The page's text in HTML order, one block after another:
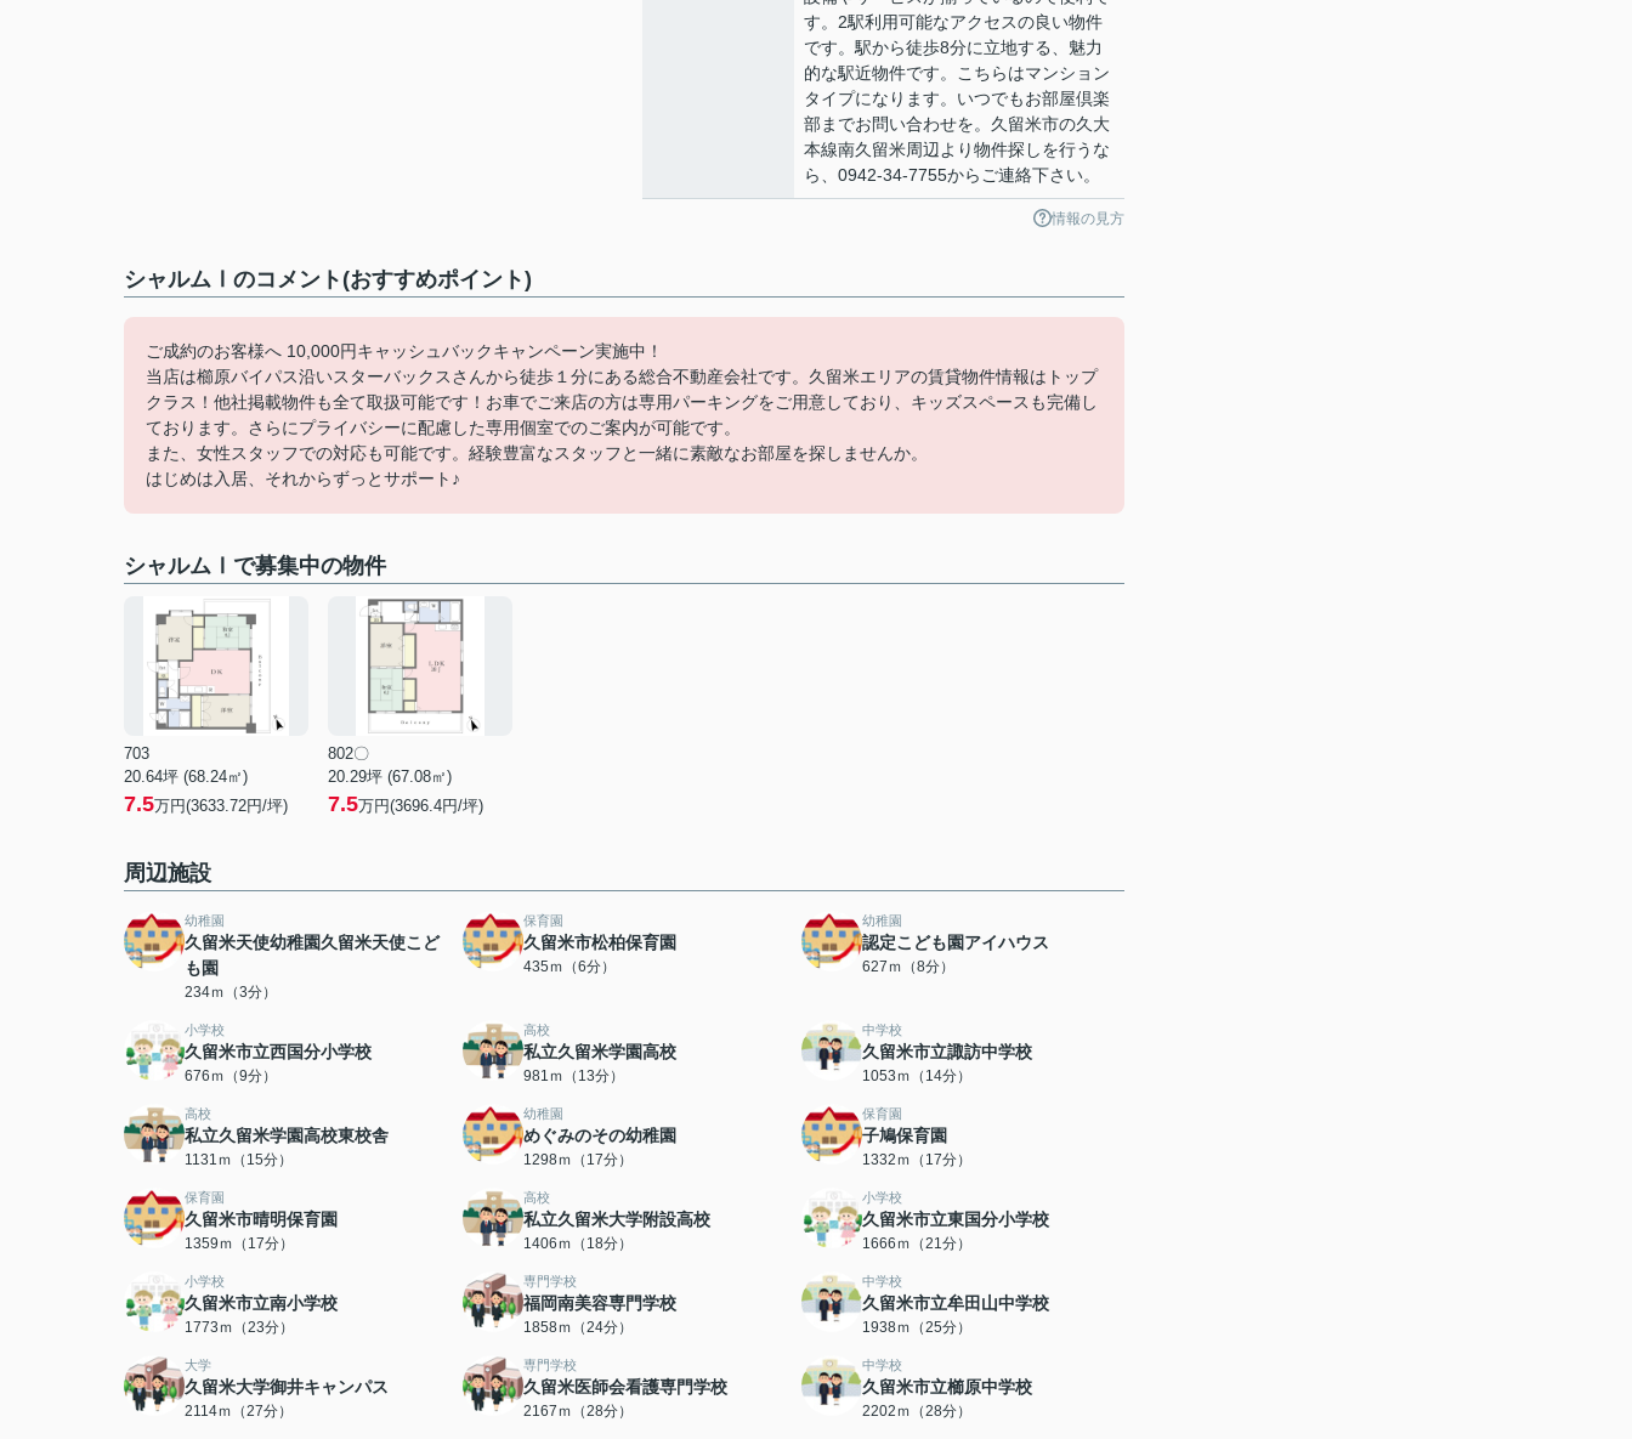
す。2駅利用可能なアクセスの良い物件
です。駅から徒歩8分に立地する、魅力
的な駅近物件です。こちらはマンション
タイプになります。いつでもお部屋倶楽
部までお問い合わせを。久留米市の久大
本線南久留米周辺より物件探しを行うな
ら、0942-34-7755からご連絡下さい。
情報の見方
シャルムⅠのコメント(おすすめポイント)
ご成約のお客様へ 10,000円キャッシュバックキャンペーン実施中！
当店は櫛原バイパス沿いスターバックスさんから徒歩１分にある総合不動産会社です。久留米エリアの賃貸物件情報はトップ
クラス！他社掲載物件も全て取扱可能です！お車でご来店の方は専用パーキングをご用意しており、キッズスペースも完備し
ております。さらにプライバシーに配慮した専用個室でのご案内が可能です。
また、女性スタッフでの対応も可能です。経験豊富なスタッフと一緒に素敵なお部屋を探しませんか。
はじめは入居、それからずっとサポート♪
シャルムⅠで募集中の物件
703
20.64坪 (68.24㎡)
7.5万円(3633.72円/坪)
802〇
20.29坪 (67.08㎡)
7.5万円(3696.4円/坪)
周辺施設
幼稚園
久留米天使幼稚園久留米天使こど
も園
234ｍ（3分）
保育園
久留米市松柏保育園
435ｍ（6分）
幼稚園
認定こども園アイハウス
627ｍ（8分）
小学校
久留米市立西国分小学校
676ｍ（9分）
高校
私立久留米学園高校
981ｍ（13分）
中学校
久留米市立諏訪中学校
1053ｍ（14分）
高校
私立久留米学園高校東校舎
1131ｍ（15分）
幼稚園
めぐみのその幼稚園
1298ｍ（17分）
保育園
子鳩保育園
1332ｍ（17分）
保育園
久留米市晴明保育園
1359ｍ（17分）
高校
私立久留米大学附設高校
1406ｍ（18分）
小学校
久留米市立東国分小学校
1666ｍ（21分）
小学校
久留米市立南小学校
1773ｍ（23分）
専門学校
福岡南美容専門学校
1858ｍ（24分）
中学校
久留米市立牟田山中学校
1938ｍ（25分）
大学
久留米大学御井キャンパス
2114ｍ（27分）
専門学校
久留米医師会看護専門学校
2167ｍ（28分）
中学校
久留米市立櫛原中学校
2202ｍ（28分）